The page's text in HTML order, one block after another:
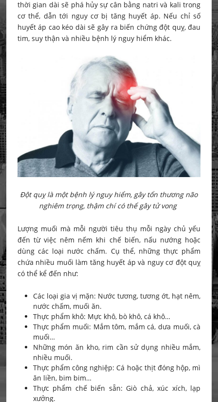
thời gian dài sẽ phá hủy sự cân bằng natri và kali trong
cơ thể, dẫn tới nguy cơ bị tăng huyết áp. Nếu chỉ số
huyết áp cao kéo dài sẽ gây ra biến chứng đột quỵ, đau
tim, suy thận và nhiều bệnh lý nguy hiểm khác.
Đột quỵ là một bệnh lý nguy hiểm, gây tổn thương não
nghiêm trọng, thậm chí có thể gây tử vong
Lượng muối mà mỗi người tiêu thụ mỗi ngày chủ yếu
đến từ việc nêm nếm khi chế biến, nấu nướng hoặc
dùng các loại nước chấm. Cụ thể, những thực phẩm
chứa nhiều muối làm tăng huyết áp và nguy cơ đột quỵ
có thể kể đến như:
Các loại gia vị mặn: Nước tương, tương ớt, hạt nêm,
nước chấm, muối ăn.
Thực phẩm khô: Mực khô, bò khô, cá khô…
Thực phẩm muối: Mắm tôm, mắm cá, dưa muối, cà
muối…
Những món ăn kho, rim cần sử dụng nhiều mắm,
nhiều muối.
Thực phẩm công nghiệp: Cá hoặc thịt đóng hộp, mì
ăn liền, bim bim…
Thực phẩm chế biến sẵn: Giò chả, xúc xích, lạp
xưởng.